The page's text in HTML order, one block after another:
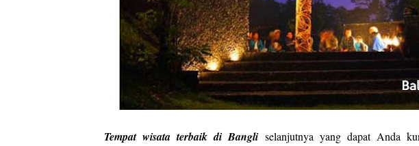
Tempat wisata terbaik di Bangli selanjutnya yang dapat Anda